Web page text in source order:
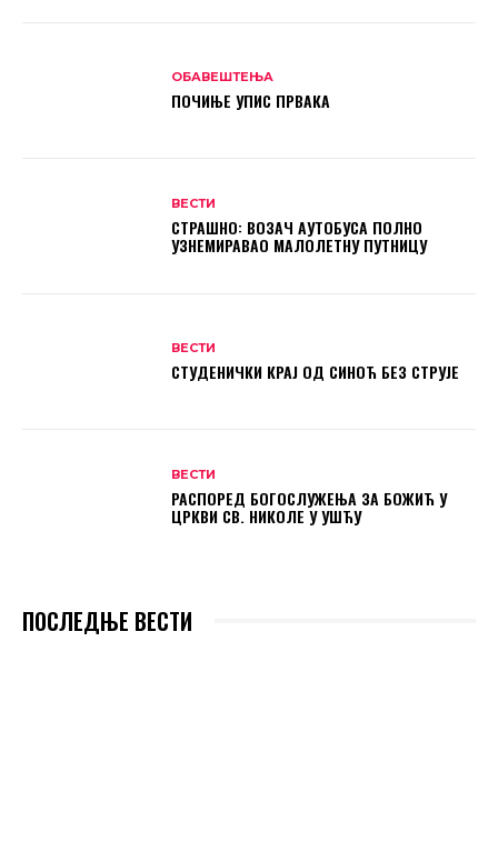
ОБАВЕШТЕЊА
ПОЧИЊЕ УПИС ПРВАКА
ВЕСТИ
СТРАШНО: ВОЗАЧ АУТОБУСА ПОЛНО
УЗНЕМИРАВАО МАЛОЛЕТНУ ПУТНИЦУ
ВЕСТИ
СТУДЕНИЧКИ КРАЈ ОД СИНОЋ БЕЗ СТРУЈЕ
ВЕСТИ
РАСПОРЕД БОГОСЛУЖЕЊА ЗА БОЖИЋ У
ЦРКВИ СВ. НИКОЛЕ У УШЋУ
ПОСЛЕДЊЕ ВЕСТИ